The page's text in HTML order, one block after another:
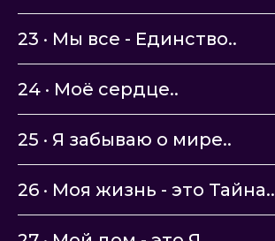
23 · Мы все - Единство..
24 · Моё сердце..
25 · Я забываю о мире..
26 · Моя жизнь - это Тайна..